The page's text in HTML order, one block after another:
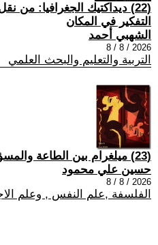
(22) ديداكتيك الجغرافيا: من
التفكير في المكان
الشهبي أحمد
2026 / 8 / 8
التربية والتعليم والبحث العلمي
(23) ميلغرام بين الطاعة والمسؤولية الأخلاقية
حسين علي محمود
2026 / 8 / 8
الفلسفة ,علم النفس , وعلم